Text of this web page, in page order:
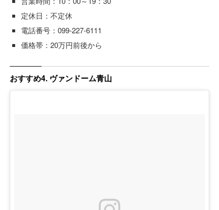
定休日：不定休
電話番号：099-227-6111
価格帯：20万円前後から
おすすめ4. ヴァンドーム青山